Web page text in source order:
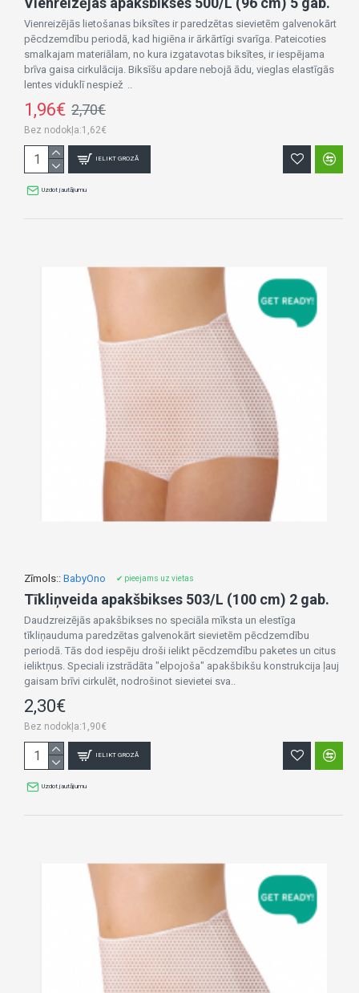
Vienreizējās lietošanas biksītes ir paredzētas sievietēm galvenokārt
pēcdzemdību periodā, kad higiēna ir ārkārtīgi svarīga. Pateicoties
smalkajam materiālam, no kura izgatavotas biksītes, ir iespējama
brīva gaisa cirkulācija. Biksīšu apdare nebojā ādu, vieglas elastīgās
lentes viduklī nespiež ..
1,96€ 2,70€
Bez nodokļa:1,62€
IELIKT GROZĀ
Uzdot jautājumu
Zīmols:: BabyOno ✔ pieejams uz vietas
Tīkliņveida apakšbikses 503/L (100 cm) 2 gab.
Daudzreizējās apakšbikses no speciāla mīksta un elestīga
tīkliņauduma paredzētas galvenokārt sievietēm pēcdzemdību
periodā. Tās dod iespēju droši ielikt pēcdzemdību paketes un citus
ieliktņus. Speciali izstrādāta "elpojoša" apakšbikšu konstrukcija ļauj
gaisam brīvi cirkulēt, nodrošinot sievietei sva..
2,30€
Bez nodokļa:1,90€
IELIKT GROZĀ
Uzdot jautājumu